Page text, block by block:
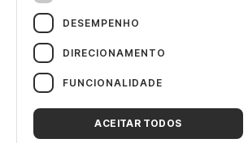
DESEMPENHO
DIRECIONAMENTO
FUNCIONALIDADE
ACEITAR TODOS